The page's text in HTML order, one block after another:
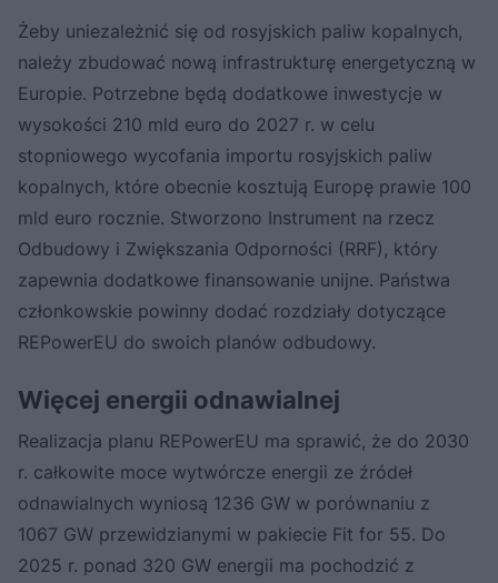
Żeby uniezależnić się od rosyjskich paliw kopalnych,
należy zbudować nową infrastrukturę energetyczną w
Europie. Potrzebne będą dodatkowe inwestycje w
wysokości 210 mld euro do 2027 r. w celu
stopniowego wycofania importu rosyjskich paliw
kopalnych, które obecnie kosztują Europę prawie 100
mld euro rocznie. Stworzono Instrument na rzecz
Odbudowy i Zwiększania Odporności (RRF), który
zapewnia dodatkowe finansowanie unijne. Państwa
członkowskie powinny dodać rozdziały dotyczące
REPowerEU do swoich planów odbudowy.
Więcej energii odnawialnej
Realizacja planu REPowerEU ma sprawić, że do 2030
r. całkowite moce wytwórcze energii ze źródeł
odnawialnych wyniosą 1236 GW w porównaniu z
1067 GW przewidzianymi w pakiecie Fit for 55. Do
2025 r. ponad 320 GW energii ma pochodzić z